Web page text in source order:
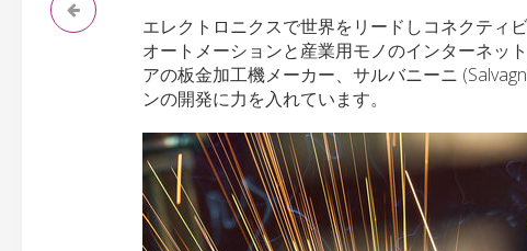
エレクトロニクスで世界をリードしコネクティ
オートメーションと産業用モノのインターネッ
アの板金加工機メーカー、サルバニーニ
ンの開発に力を入れています。